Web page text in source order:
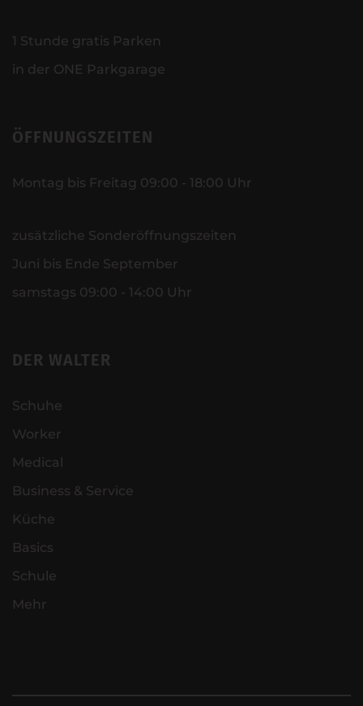
1 Stunde gratis Parken
in der ONE Parkgarage
ÖFFNUNGSZEITEN
Montag bis Freitag 09:00 - 18:00 Uhr
zusätzliche Sonderöffnungszeiten
Juni bis Ende September
samstags 09:00 - 14:00 Uhr
DER WALTER
Schuhe
Worker
Medical
Business & Service
Küche
Basics
Schule
Mehr